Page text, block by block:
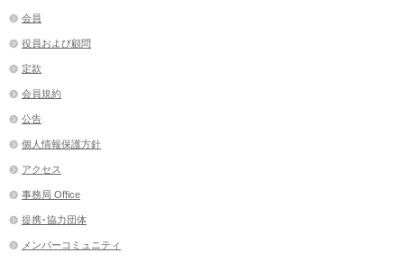
会員
役員および顧問
定款
会員規約
公告
個人情報保護方針
アクセス
事務局 Office
提携･協力団体
メンバーコミュニティ